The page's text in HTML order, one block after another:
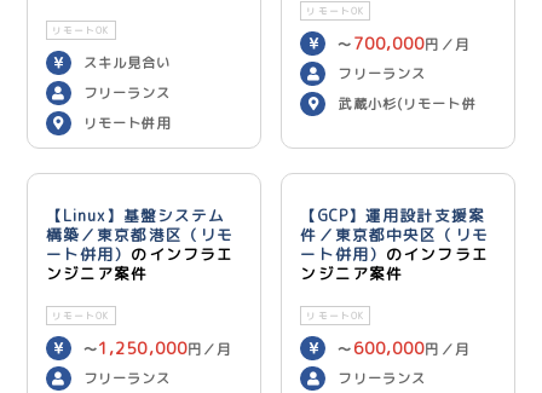
リモートOK
スキル見合い
フリーランス
リモート併用
リモートOK
〜 700,000円／月
フリーランス
武蔵小杉(リモート併
【Linux】基盤システム
構築／東京都港区（リモ
ート併用） のインフラエ
ンジニア案件
リモートOK
〜1,250,000円／月
フリーランス
【GCP】運用設計支援案
件／東京都中央区（リモ
ート併用） のインフラエ
ンジニア案件
リモートOK
〜 600,000円／月
フリーランス